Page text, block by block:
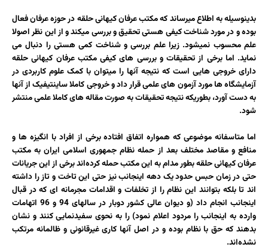
بدینوسیله به اطلاع میرساند که مکتب عرفان کیهانی حلقه در حوزه عرفان فعال
بوده و در مورد شناخت کیفی هستی تحقیق و بررسی میکند و از این نظر اصولا
علم محسوب نمیشود. زیرا علم بررسی و شناخت کمی هستی را دنبال می
نماید. اما برخی از تحقیقات و بررسی های کیفی مکتب عرفان کیهانی حلقه
دارای خروجی هایی است که نتیجه آنها را میتوان با کمک علوم کاربردی در
آزمایشگاه ها مورد آزمون های علمی قرار داد و خروجی کاملا ساینتیفیک از آنها
به دست آورد، بطوریکه نتیجه تحقیقات به صورت مقاله های کاملا علمی منتشر
شود.
اما متاسفانه موضوعی که همواره اتفاق افتاده برخی از افراد با انگیزه ‌ها و
منافع و مقاصد مختلف بعد از حمله نظام جمهوری اسلامی ایران به مکتب
عرفان کیهانی حلقه بطور مدام به این مکتب حمله کرده‌اند برخی از این جریانات
حتی در زمان حبس حدود یک دهه اینجانب نیز حتی این تاخت و تاز را داشته
اند تا بلکه بتوانند این نظام را از تخلفات و اقدامات مجرمانه ای که در قبال
اینجانب انجام داد (و دیوان عالی کشور دوبار در سالهای 94 و 96 اتهامات
وارده به اینجانب را مردود اعلام نمود) را به نحوی سفیدنمایی کنند و نشان
بدهند که حق با نظام بوده و در اصل آنها کاری غیرقانونی و ظالمانه مرتکب
نشده‌اند.